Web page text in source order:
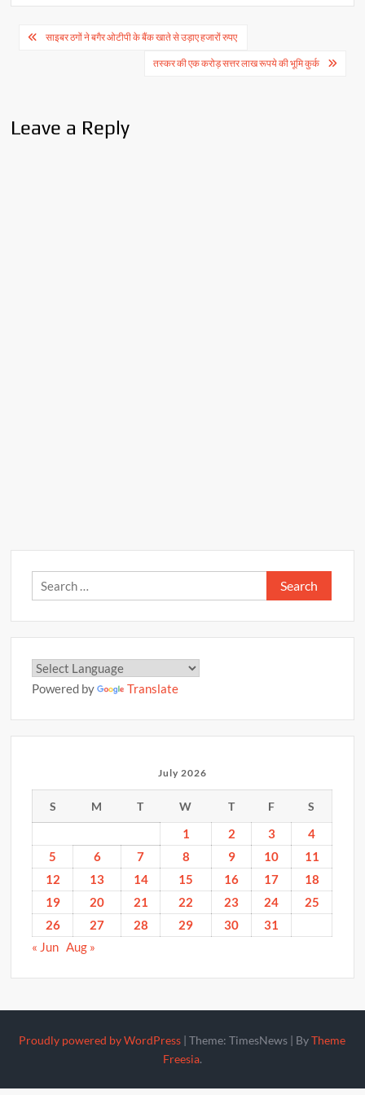
Postसाइबर ठगों ने बगैर ओटीपी के बैंक खाते से उड़ाए हजारों रुपए
तस्कर की एक करोड़ सत्तर लाख रूपये की भूमि कुर्क
Leave a Reply
Search
for:
Powered by Translate
July 2026
S M T W T F S
1 2 3
4
5
6 7 8 9 10
11
12
13 14 15 16 17
18
19
20 21 22 23 24
25
26
27 28 29 30
31
« Jun Aug »
Proudly powered by WordPress |Theme: TimesNews | ByTheme
Freesia.